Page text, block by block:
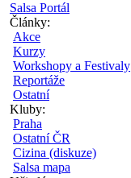
Salsa Portál
Články:
Akce
Kurzy
Workshopy a Festivaly
Reportáže
Ostatní
Kluby:
Praha
Ostatní ČR
Cizina (diskuze)
Salsa mapa